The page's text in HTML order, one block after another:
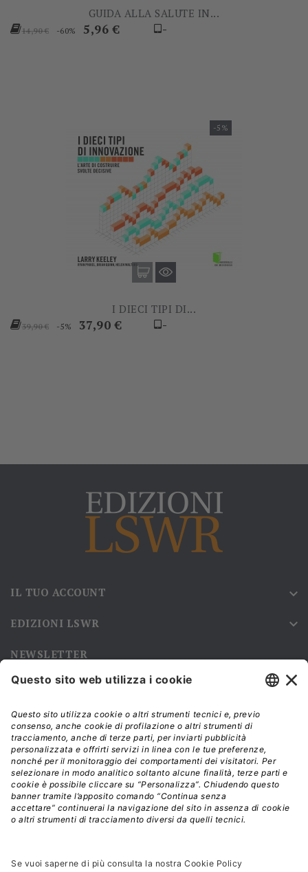
GUIDA ALLA SALUTE IN...
Prezzo
14,90 € -60% Prezzo
5,96 € -
-5%
I DIECI TIPI DI...
Prezzo
39,90 € -5% Prezzo
37,90 € -
IL TUO ACCOUNT 
EDIZIONI LSWR 
NEWSLETTER
Iscriviti alla nostra newsletter e rimani sempre aggiornato sulle
Modalità di acquisto e tempi di spedizione
Diritto di recesso
Privacy policy
Termini e condizioni d'uso